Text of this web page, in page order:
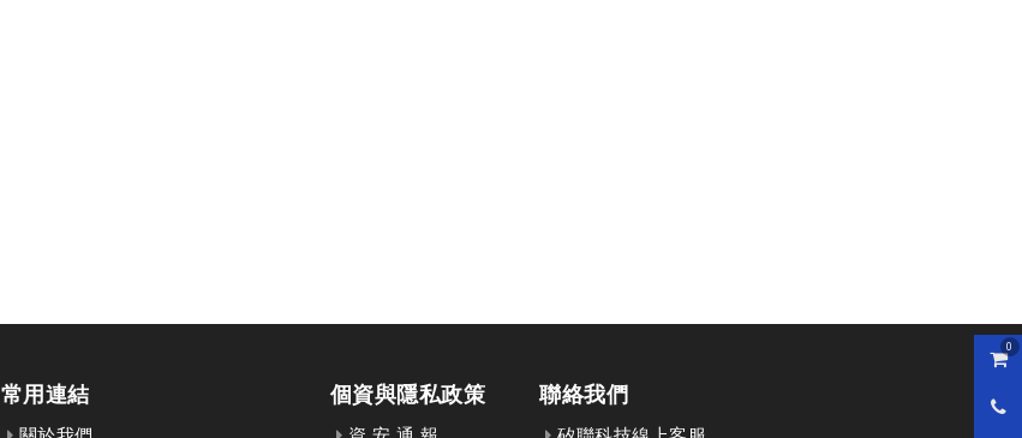
購
0
常用連結 個資與隱私政策 聯絡我們